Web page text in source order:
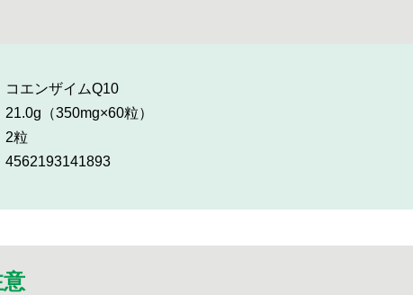
コエンザイムQ10
21.0g（350mg×60粒）
2粒
4562193141893